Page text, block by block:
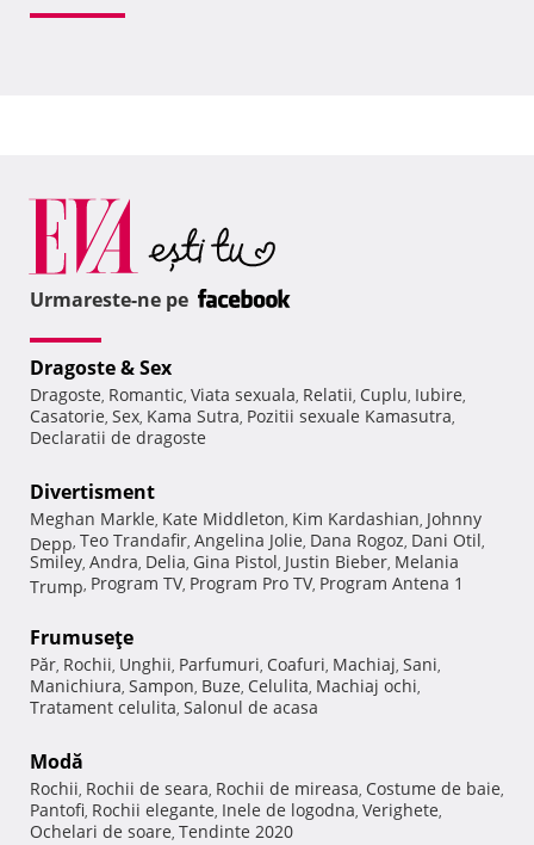
Urmareste-ne pe
Dragoste & Sex
Dragoste, Romantic, Viata sexuala, Relatii, Cuplu, Iubire,
Casatorie, Sex, Kama Sutra, Pozitii sexuale Kamasutra,
Declaratii de dragoste
Divertisment
Meghan Markle, Kate Middleton, Kim Kardashian, Johnny
Depp, Teo Trandafir, Angelina Jolie, Dana Rogoz, Dani Otil,
Smiley, Andra, Delia, Gina Pistol, Justin Bieber, Melania
Trump, Program TV, Program Pro TV, Program Antena 1
Frumuseţe
Păr, Rochii, Unghii, Parfumuri, Coafuri, Machiaj, Sani,
Manichiura, Sampon, Buze, Celulita, Machiaj ochi,
Tratament celulita, Salonul de acasa
Modă
Rochii, Rochii de seara, Rochii de mireasa, Costume de baie,
Pantofi, Rochii elegante, Inele de logodna, Verighete,
Ochelari de soare, Tendinte 2020